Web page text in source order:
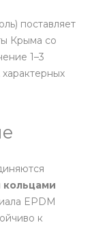
поставляет
Крыма со
1–3
EPDM
к